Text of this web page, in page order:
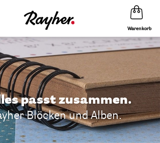
Warenkorb
passt zusammen.
Blöcken und Alben.